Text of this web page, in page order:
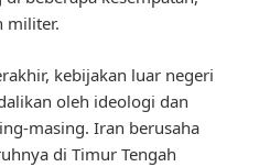
militer.
kebijakan luar negeri
oleh ideologi dan
masing. Iran berusaha
di Timur Tengah